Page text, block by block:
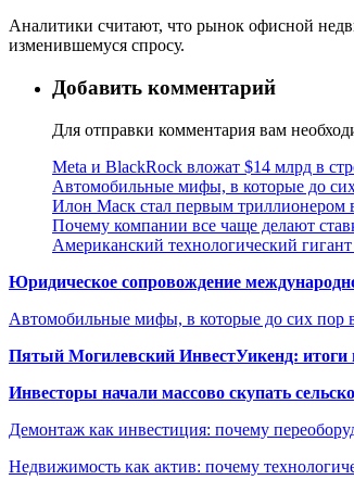
Аналитики считают, что рынок офисной
изменившемуся спросу.
Добавить комментарий
Для отправки комментария вам
Meta и BlackRock вложат $14 млрд в
Автомобильные мифы, в которые до
Илон Маск стал первым триллионером
Почему компании все чаще делают
Американский технологический
Юридическое сопровождение
Автомобильные мифы, в которые до сих пор
Пятый Могилевский ИнвестУикенд: итоги
Инвесторы начали массово скупать
Демонтаж как инвестиция: почему
Недвижимость как актив: почему